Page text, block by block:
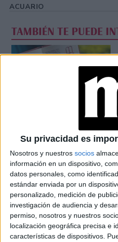
Su privacidad es
Nosotros y nuestros socios
información en un dispositivo,
datos personales, como
estándar enviada por un
personalizado, medición de
investigación de audiencia y
permiso, nosotros y nuestros
localización geográfica precisa e
características de dispositivos.
ACUARIO
TAMBIÉN TE PUEDE